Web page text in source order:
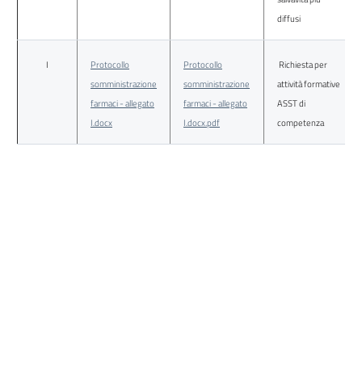
diffusi
I
Protocollo
somministrazione
farmaci - allegato
I.docx
Protocollo
somministrazione
farmaci - allegato
I.docx.pdf
Richiesta per
attività formative
ASST di
competenza